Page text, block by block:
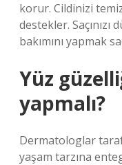
korur. Cildinizi
destekler. Saçınızı
bakımını yapmak
Yüz
yapmalı?
Dermatologlar
yaşam tarzına